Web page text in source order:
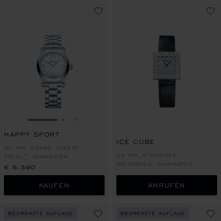
ZUR FOLIE GEHEN 1
HAPPY SPORT
30 MM, QUARZ, LUCENT
STEEL™, DIAMANTEN
€ 6,590
KAUFEN
ICE CUBE
25 MM, ETHISCHES
WEISSGOLD, DIAMANTEN, U
ANRUFEN
BEGRENZTE AUFLAGE BEGRENZTE AUFLAGE